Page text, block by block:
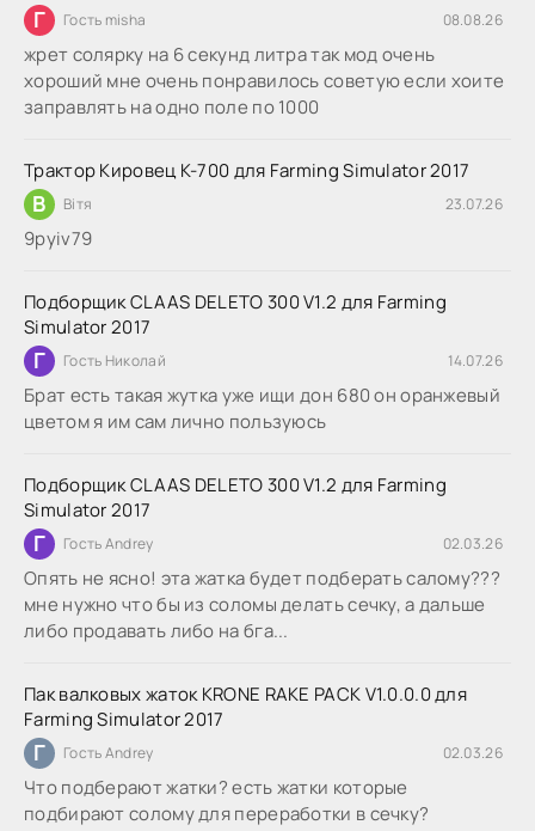
Г Гость misha 08.08.26
жрет солярку на 6 секунд литра так мод очень
хороший мне очень понравилось советую если хоите
заправлять на одно поле по 1000
Трактор Кировец К-700 для Farming Simulator 2017
В Вітя 23.07.26
9руіv79
Подборщик CLAAS DELETO 300 V1.2 для Farming
Simulator 2017
Г Гость Николай 14.07.26
Брат есть такая жутка уже ищи дон 680 он оранжевый
цветом я им сам лично пользуюсь
Подборщик CLAAS DELETO 300 V1.2 для Farming
Simulator 2017
Г Гость Andrey 02.03.26
Опять не ясно! эта жатка будет подберать салому???
мне нужно что бы из соломы делать сечку, а дальше
либо продавать либо на бга...
Пак валковых жаток KRONE RAKE PACK V1.0.0.0 для
Farming Simulator 2017
Г Гость Andrey 02.03.26
Что подберают жатки? есть жатки которые
подбирают солому для переработки в сечку?